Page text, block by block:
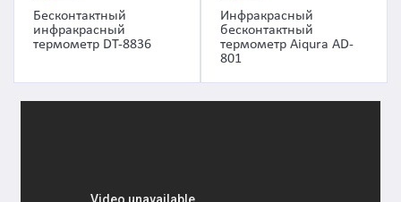
Бесконтактный
инфракрасный
термометр DT-8836
Инфракрасный
бесконтактный
термометр Aiqura AD-
801